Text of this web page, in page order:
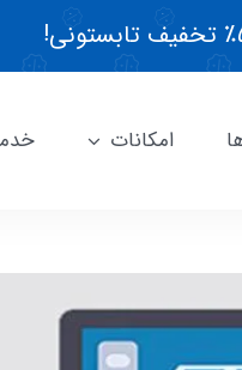
امکانات